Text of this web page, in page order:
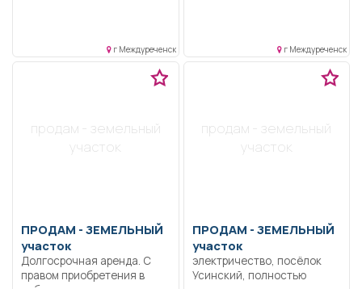
г Междуреченск г Междуреченск
продам - земельный
участок
ПРОДАМ - ЗЕМЕЛЬНЫЙ
участок
Долгосрочная аренда. С
правом приобретения в
продам - земельный
участок
ПРОДАМ - ЗЕМЕЛЬНЫЙ
участок
электричество, посёлок
Усинский, полностью